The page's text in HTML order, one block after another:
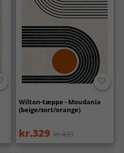
Wilton-tæppe - Moudania
(beige/sort/orange)
kr.329 kr.439